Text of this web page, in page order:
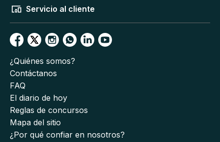
Servicio al cliente
¿Quiénes somos?
Contáctanos
FAQ
El diario de hoy
Reglas de concursos
Mapa del sitio
¿Por qué confiar en nosotros?